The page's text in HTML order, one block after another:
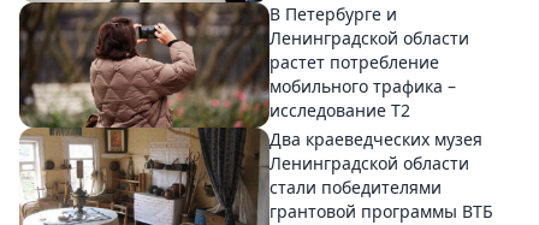
В Петербурге и
Ленинградской области
растет потребление
мобильного трафика –
исследование T2
Два краеведческих музея
Ленинградской области
стали победителями
грантовой программы ВТБ